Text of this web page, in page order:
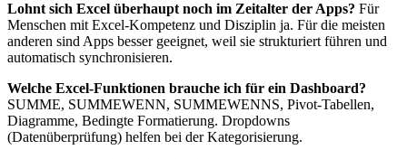
Lohnt sich Excel überhaupt noch im Zeitalter der Apps? Für
Menschen mit Excel-Kompetenz und Disziplin ja. Für die meisten
anderen sind Apps besser geeignet, weil sie strukturiert führen und
automatisch synchronisieren.
Welche Excel-Funktionen brauche ich für ein Dashboard?
SUMME, SUMMEWENN, SUMMEWENNS, Pivot-Tabellen,
Diagramme, Bedingte Formatierung. Dropdowns
(Datenüberprüfung) helfen bei der Kategorisierung.